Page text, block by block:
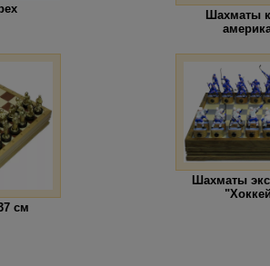
Шахматы
см
Шахматы